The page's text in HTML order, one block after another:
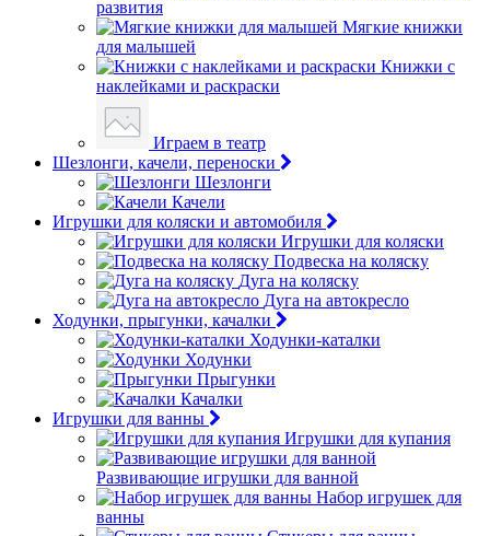
развития
Мягкие книжки
для малышей
Книжки с
наклейками и раскраски
Играем в театр
Шезлонги, качели, переноски
Шезлонги
Качели
Игрушки для коляски и автомобиля
Игрушки для коляски
Подвеска на коляску
Дуга на коляску
Дуга на автокресло
Ходунки, прыгунки, качалки
Ходунки-каталки
Ходунки
Прыгунки
Качалки
Игрушки для ванны
Игрушки для купания
Развивающие игрушки для ванной
Набор игрушек для
ванны